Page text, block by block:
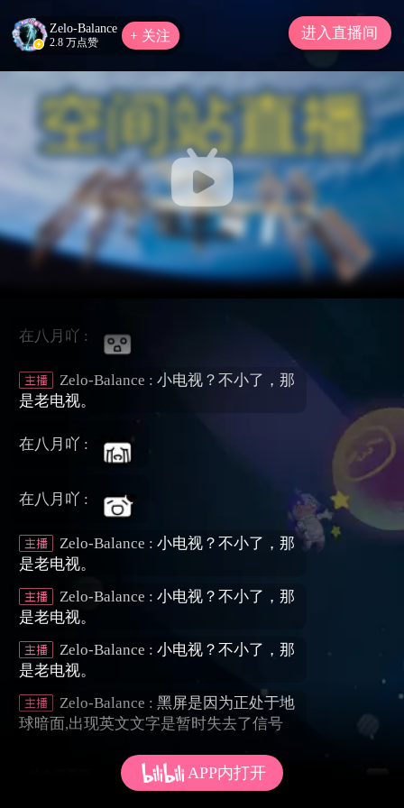
各类招聘征婚、代练代抽、刷钻、购买礼
包码、游戏币等广告信息，且如主播在推
广商品中诱导私下交易，请谨慎判断，以
免上当受骗。
从国际空间站俯瞰地球，静谧蓝星守
护者
开播时长:02:38:52
在八月吖 :
在八月吖 :
Zelo-Balance : 小电视？不小了，那
是老电视。
在八月吖 :
在八月吖 :
Zelo-Balance : 小电视？不小了，那
是老电视。
Zelo-Balance : 小电视？不小了，那
是老电视。
Zelo-Balance : 小电视？不小了，那
是老电视。
Zelo-Balance : 黑屏是因为正处于地
球暗面,出现英文文字是暂时失去了信号
Zelo-Balance
2.8 万点赞 + 关注 进入直播间
APP内打开